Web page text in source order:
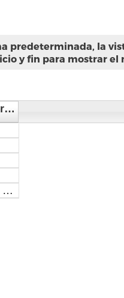
predeterminada, la
y fin para mostrar el
Observación
Nota: La información del mes de mayo de 2022 aún no ha sido publicada por Datatur. Se informa que la información corresponiente al mes inmediato anterior se publica con un desfase de 3 semanas, debido al procesamiento de la información.